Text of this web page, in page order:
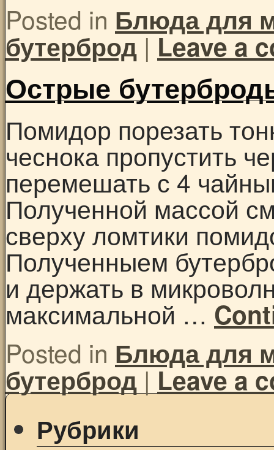
Posted in Блюда для
бутерброд| Leave a
Острые
Помидор порезать
чеснока пропустить
перемешать с 4
Полученной массой
сверху ломтики
Полученныем
и держать в
максимальной …
Posted in Блюда для
бутерброд|Leave a
Рубрики